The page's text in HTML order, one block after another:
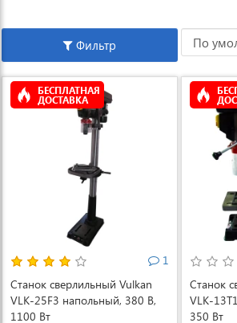
Фильтр
БЕСПЛАТНАЯ
ДОСТАВКА
1
Станок сверлильный Vulkan
VLK-25F3 напольный, 380 В,
1100 Вт
Станок
VLK-
350 Вт